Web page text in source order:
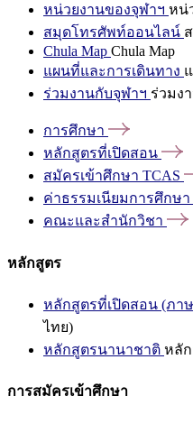
หน่วยงานของจุฬาฯ หน่
สมุดโทรศัพท์ออนไลน์
Chula Map Chula Map
แผนที่และการเดินทาง
ร่วมงานกับจุฬาฯ ร่วมง
การศึกษา
หลักสูตรที่เปิดสอน
สมัครเข้าศึกษา TCAS
ค่าธรรมเนียมการศึกษา
คณะและสำนักวิชา
หลักสูตร
หลักสูตรที่เปิดสอน (ภา
ไทย)
หลักสูตรนานาชาติ หลั
การสมัครเข้าศึกษา